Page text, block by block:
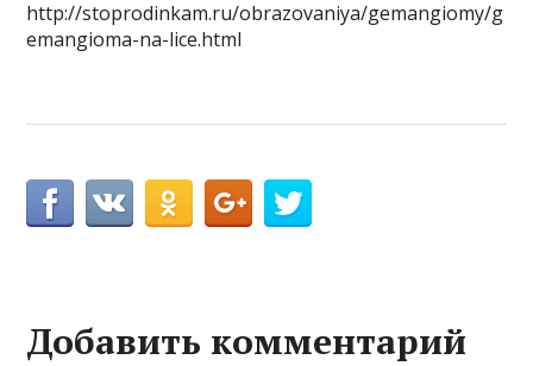
http://stoprodinkam.ru/obrazovaniya/gemangiomy/g
emangioma-na-lice.html
Добавить комментарий